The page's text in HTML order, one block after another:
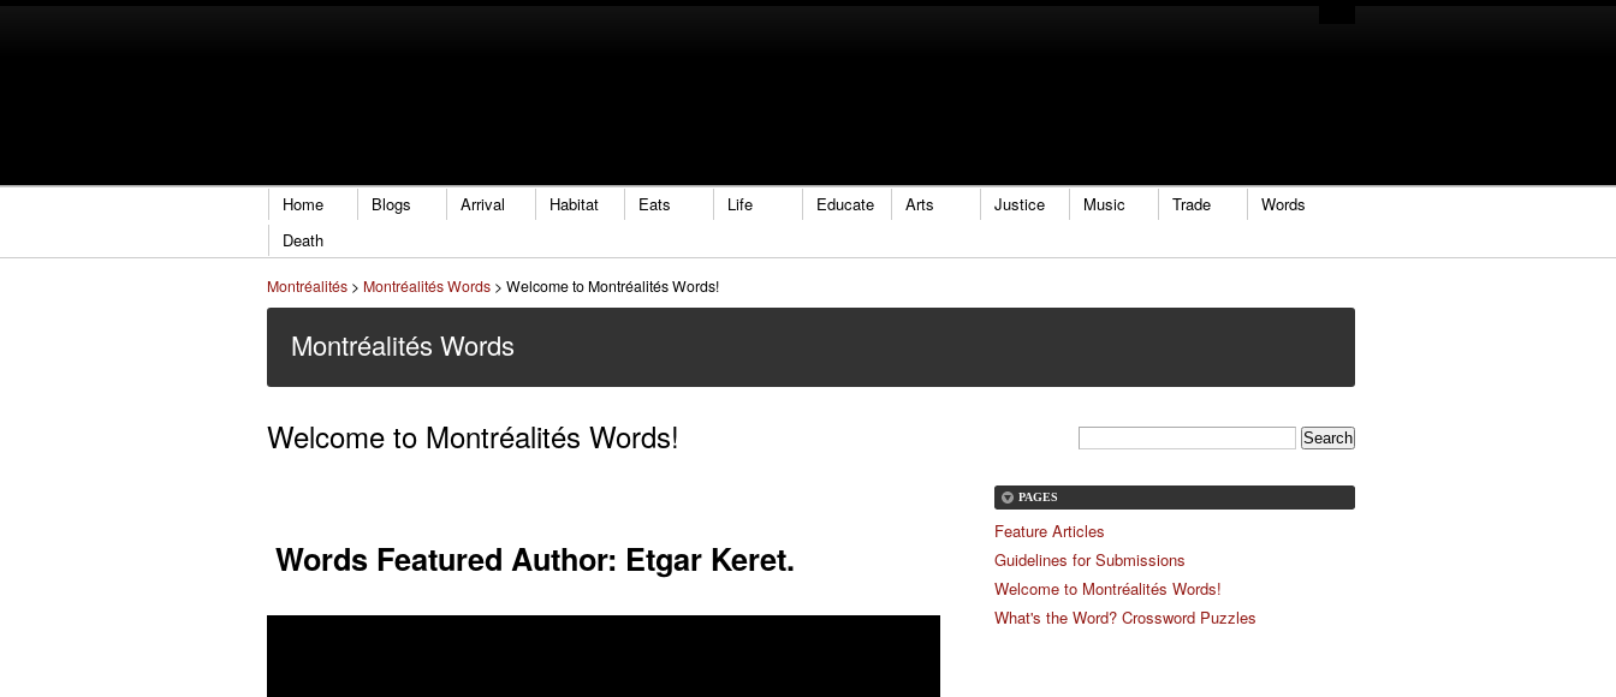
Home Blogs Arrival Habitat Eats Life Educate Arts Justice Music Trade
Words
Death
Montréalités > Montréalités Words > Welcome to Montréalités Words!
Montréalités Words
Welcome to Montréalités Words!
Words Featured Author: Etgar Keret.
PAGES
Feature Articles
Guidelines for Submissions
Welcome to Montréalités Words!
What's the Word? Crossword Puzzles